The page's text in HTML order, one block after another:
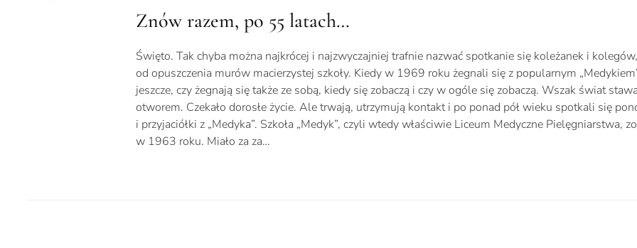
Znów razem, po 55 latach…
Święto. Tak chyba można najkrócej i najzwyczajniej trafnie nazwać spotkanie się koleżanek i
od opuszczenia murów macierzystej szkoły. Kiedy w 1969 roku żegnali się z popularnym
jeszcze, czy żegnają się także ze sobą, kiedy się zobaczą i czy w ogóle się zobaczą. Wszak świat
otworem. Czekało dorosłe życie. Ale trwają, utrzymują kontakt i po ponad pół wieku spotkali się
i przyjaciółki z „Medyka”. Szkoła „Medyk”, czyli wtedy właściwie Liceum Medyczne Pielęgniarstwa,
w 1963 roku. Miało za za…